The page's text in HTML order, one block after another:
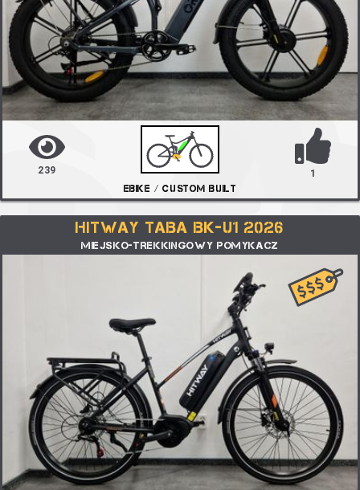
239
EBIKE / CUSTOM BUILT
1
HITWAY TABA BK-U1 2026
MIEJSKO-TREKKINGOWY POMYKACZ